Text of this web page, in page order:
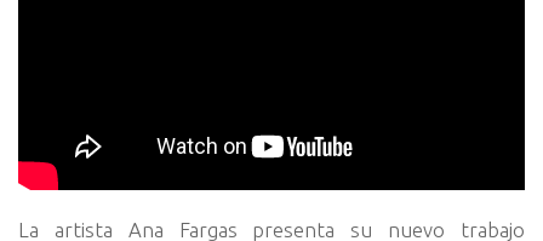
La artista Ana Fargas presenta su nuevo trabajo